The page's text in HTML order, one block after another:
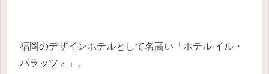
福岡のデザインホテルとして名高い「ホテル イル・
パラッツォ」。